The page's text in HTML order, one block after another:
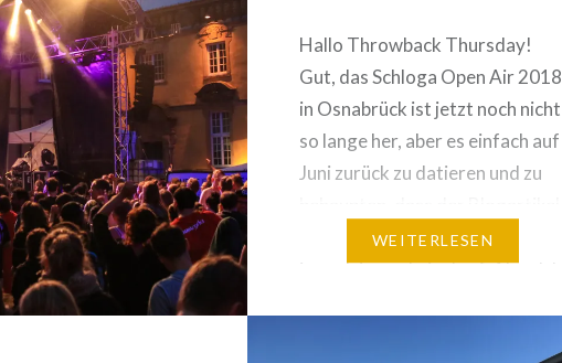
Hallo Throwback Thursday!
Gut, das Schloga Open Air 2018
in Osnabrück ist jetzt noch nicht
so lange her, aber es einfach auf
Juni zurück zu datieren und zu
schon die ganze Zeit da war, ist
ja auch irgendwie doof. Also: Ich
WEITERLESEN